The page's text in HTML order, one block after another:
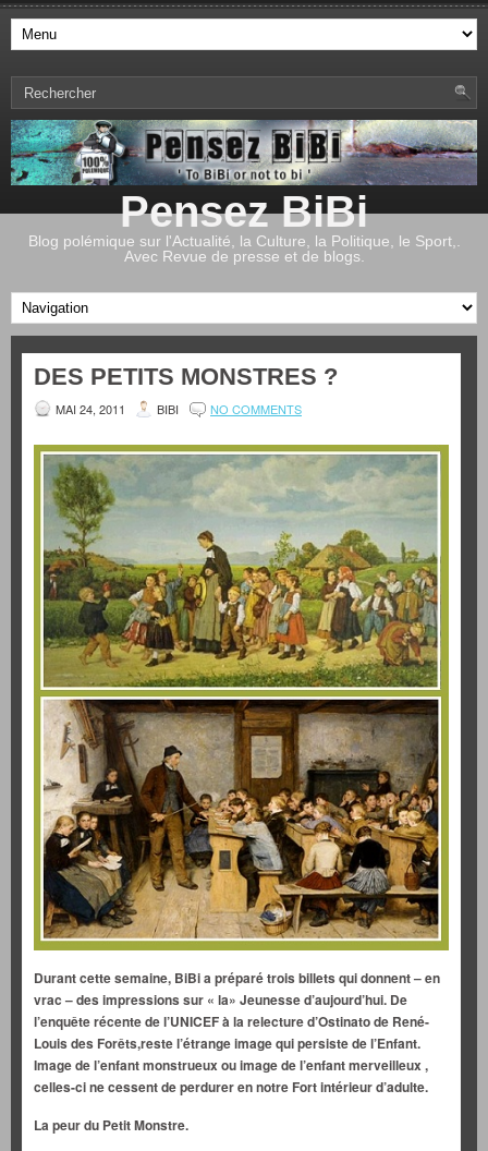
Pensez BiBi
Blog polémique sur l'Actualité, la Culture, la Politique, le Sport,.
Avec Revue de presse et de blogs.
DES PETITS MONSTRES ?
MAI 24, 2011 BIBI NO COMMENTS
Durant cette semaine, BiBi a préparé trois billets qui donnent – en
vrac – des impressions sur « la» Jeunesse d’aujourd’hui. De
l’enquête récente de l’UNICEF à la relecture d’Ostinato de René-
Louis des Forêts,reste l’étrange imagequi persistede l’Enfant.
Image de l’enfant monstrueux ou image de l’enfant merveilleux ,
celles-ci ne cessent de perdurer en notre Fort intérieur d’adulte.
La peur du Petit Monstre.